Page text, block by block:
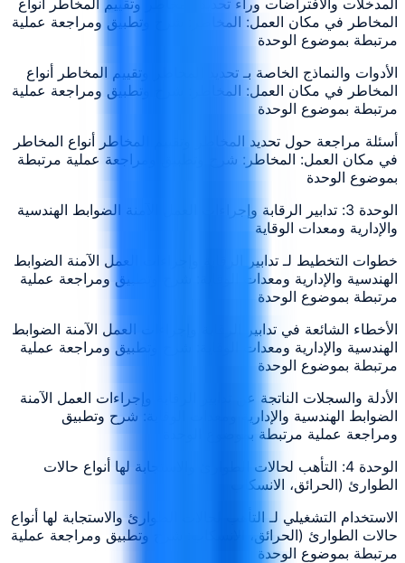
المخاطر في مكان العمل: المخاطر: شرح وتطبيق ومراجعة عملية
مرتبطة بموضوع الوحدة
الأدوات والنماذج الخاصة بـ تحديد المخاطر وتقييم المخاطر أنواع
المخاطر في مكان العمل: المخاطر: شرح وتطبيق ومراجعة عملية
مرتبطة بموضوع الوحدة
أسئلة مراجعة حول تحديد المخاطر وتقييم المخاطر أنواع المخاطر
في مكان العمل: المخاطر: شرح وتطبيق ومراجعة عملية مرتبطة
بموضوع الوحدة
الوحدة 3: تدابير الرقابة وإجراءات العمل الآمنة الضوابط الهندسية
والإدارية ومعدات الوقاية
خطوات التخطيط لـ تدابير الرقابة وإجراءات العمل الآمنة الضوابط
الهندسية والإدارية ومعدات الوقاية: شرح وتطبيق ومراجعة عملية
مرتبطة بموضوع الوحدة
الأخطاء الشائعة في تدابير الرقابة وإجراءات العمل الآمنة الضوابط
الهندسية والإدارية ومعدات الوقاية: شرح وتطبيق ومراجعة عملية
مرتبطة بموضوع الوحدة
الأدلة والسجلات الناتجة عن تدابير الرقابة وإجراءات العمل الآمنة
الضوابط الهندسية والإدارية ومعدات الوقاية: شرح وتطبيق
ومراجعة عملية مرتبطة بموضوع الوحدة
الوحدة 4: التأهب لحالات الطوارئ والاستجابة لها أنواع حالات
الطوارئ (الحرائق، الانسكاب
الاستخدام التشغيلي لـ التأهب لحالات الطوارئ والاستجابة لها أنواع
حالات الطوارئ (الحرائق، الانسكاب: شرح وتطبيق ومراجعة عملية
مرتبطة بموضوع الوحدة